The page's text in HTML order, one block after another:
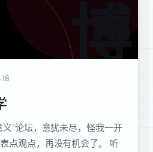
博物
”论坛，意犹未尽，怪我一开
点观点，再没有机会了。 听